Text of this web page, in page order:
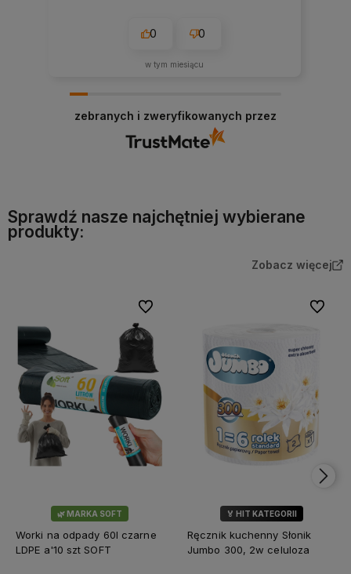
0 0
w tym miesiącu
zebranych i zweryfikowanych przez
Sprawdź nasze najchętniej wybierane
produkty:
Zobacz więcej
🌿 MARKA SOFT
Worki na odpady 60l czarne
LDPE a'10 szt SOFT
Do ulubionych
🏅 HIT KATEGORII
💎 WYBÓR KLIENTÓW
Ręcznik kuchenny Słonik
Jumbo 300, 2w celuloza
Do